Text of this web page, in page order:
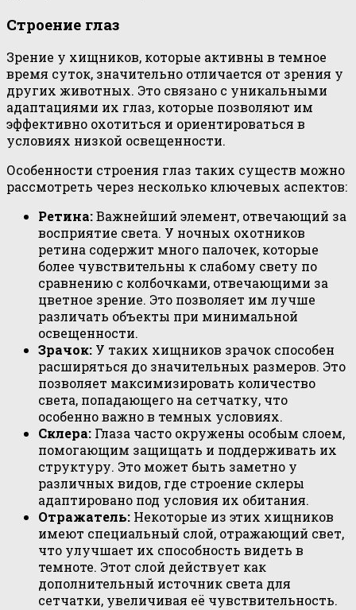
Строение глаз
Зрение у хищников, которые активны в темное
время суток, значительно отличается от зрения у
других животных. Это связано с уникальными
адаптациями их глаз, которые позволяют им
эффективно охотиться и ориентироваться в
условиях низкой освещенности.
Особенности строения глаз таких существ можно
рассмотреть через несколько ключевых аспектов:
Ретина:Важнейший элемент, отвечающий за
восприятие света. У ночных охотников
ретина содержит много палочек, которые
более чувствительны к слабому свету по
сравнению с колбочками, отвечающими за
цветное зрение. Это позволяет им лучше
различать объекты при минимальной
освещенности.
Зрачок: У таких хищников зрачок способен
расширяться до значительных размеров. Это
позволяет максимизировать количество
света, попадающего на сетчатку, что
особенно важно в темных условиях.
Склера: Глаза часто окружены особым слоем,
помогающим защищать и поддерживать их
структуру. Это может быть заметно у
различных видов, где строение склеры
адаптировано под условия их обитания.
Отражатель: Некоторые из этих хищников
имеют специальный слой, отражающий свет,
что улучшает их способность видеть в
темноте. Этот слой действует как
дополнительный источник света для
сетчатки, увеличивая её чувствительность.